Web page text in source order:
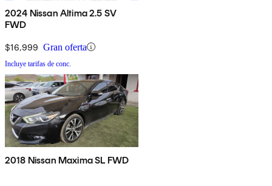
2024 Nissan Altima 2.5 SV
FWD
$16,999 Gran oferta
Incluye tarifas de conc.
2018 Nissan Maxima SL FWD